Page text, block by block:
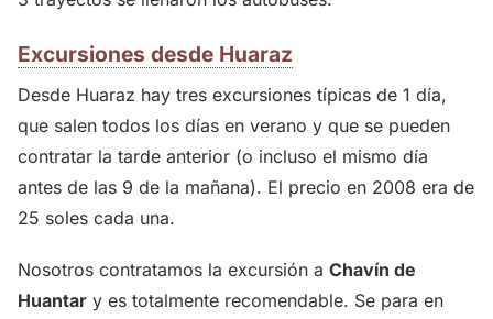
Excursiones desde Huaraz
Desde Huaraz hay tres excursiones típicas de 1 día,
que salen todos los días en verano y que se pueden
contratar la tarde anterior (o incluso el mismo día
antes de las 9 de la mañana). El precio en 2008 era de
25 soles cada una.
Nosotros contratamos la excursión a Chavín de
Huantar y es totalmente recomendable. Se para en